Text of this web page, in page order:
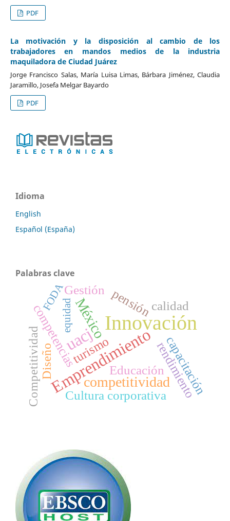
PDF
La motivación y la disposición al cambio de los
trabajadores en mandos medios de la industria
maquiladora de Ciudad Juárez
Jorge Francisco Salas, María Luisa Limas, Bárbara Jiménez, Claudia
Jaramillo, Josefa Melgar Bayardo
PDF
Idioma
English
Español (España)
Palabras clave
Innovación
Emprendimiento
uacj
México
competitividadrendimiento
competencias
Educación
pensión
Competitividad turismo
Cultura corporativa
Diseño capacitación
calidad
Gestión
equidad
FODA